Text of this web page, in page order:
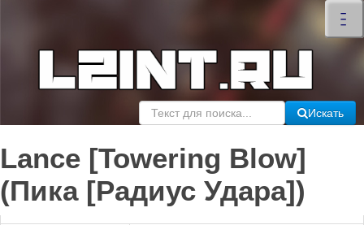
–
–
–
×
Искать
Lance [Towering Blow]
(Пика [Радиус Удара])